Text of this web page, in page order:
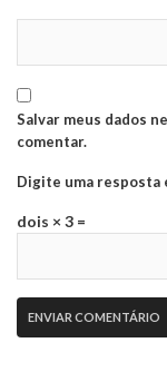
Salvar meus dados
comentar.
Digite uma resposta
dois × 3 =